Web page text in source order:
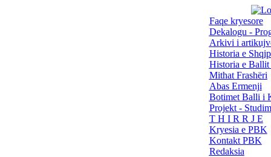
Faqe kryesore
Dekalogu -
Arkivi i
Historia e
Historia e Ballit
Mithat Frashëri
Abas Ermenji
Botimet Balli i
Projekt -
T H I R R J E
Kryesia e PBK
Kontakt PBK
Redaksia